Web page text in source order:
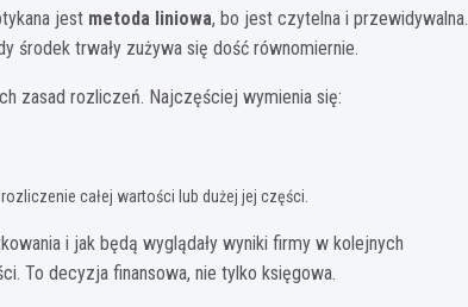
jest metoda liniowa, bo jest czytelna i przewidywalna.
środek trwały zużywa się dość równomiernie.
zasad rozliczeń. Najczęściej wymienia się:
całej wartości lub dużej jej części.
i jak będą wyglądały wyniki firmy w kolejnych
To decyzja finansowa, nie tylko księgowa.